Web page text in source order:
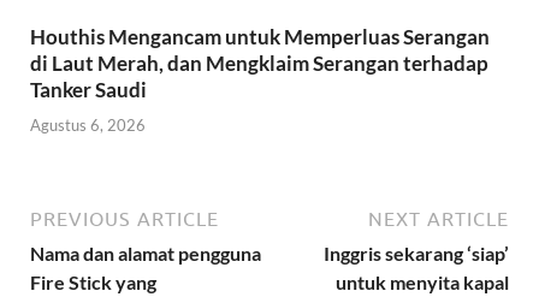
Houthis Mengancam untuk Memperluas Serangan
di Laut Merah, dan Mengklaim Serangan terhadap
Tanker Saudi
Agustus 6, 2026
PREVIOUS ARTICLE
Nama dan alamat pengguna
Fire Stick yang
NEXT ARTICLE
Inggris sekarang ‘siap’
untuk menyita kapal